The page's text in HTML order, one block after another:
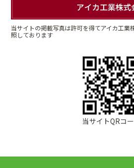
当サイトの掲載写真は許可を得てアイカ工業
照しております
当サイトQRコ